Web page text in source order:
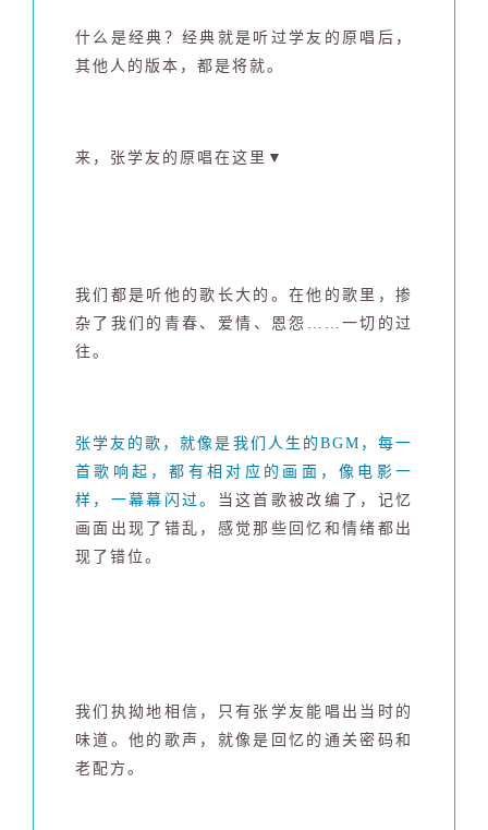
什么是经典？经典就是听过学友的原唱 后，
其他人的版本，都是将就。
来，张学友的原唱在这里▼
我们都是听他的歌长大的。 在他的歌里，掺
杂了我们的青春、爱情、恩怨……一切的过
往。
张学友的歌，就像是我们人生的BGM ，每一
首歌响起，都有相对应的画面，像电影一
样，一幕幕闪过。
当这首歌被改编了，记忆
画面出现了错乱，感觉那些回忆和情绪都出
现了错位。
我们执拗地相信，只有张学友能唱出当时的
味道。他的歌声，就像是回忆的通关密码和
老配方。